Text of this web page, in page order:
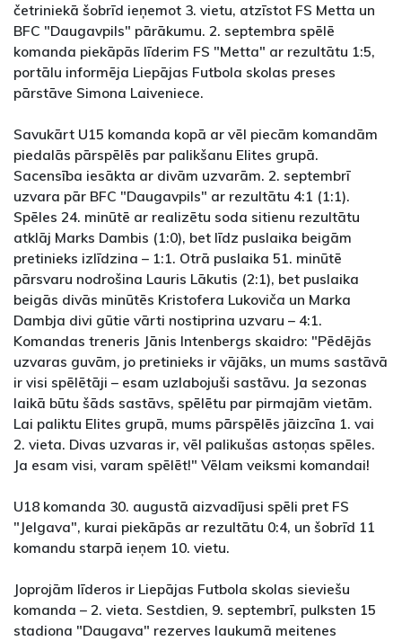
četriniekā šobrīd ieņemot 3. vietu, atzīstot FS Metta un
BFC "Daugavpils" pārākumu. 2. septembra spēlē
komanda piekāpās līderim FS "Metta" ar rezultātu 1:5,
portālu informēja Liepājas Futbola skolas preses
pārstāve Simona Laiveniece.
Savukārt U15 komanda kopā ar vēl piecām komandām
piedalās pārspēlēs par palikšanu Elites grupā.
Sacensība iesākta ar divām uzvarām. 2. septembrī
uzvara pār BFC "Daugavpils" ar rezultātu 4:1 (1:1).
Spēles 24. minūtē ar realizētu soda sitienu rezultātu
atklāj Marks Dambis (1:0), bet līdz puslaika beigām
pretinieks izlīdzina – 1:1. Otrā puslaika 51. minūtē
pārsvaru nodrošina Lauris Lākutis (2:1), bet puslaika
beigās divās minūtēs Kristofera Lukoviča un Marka
Dambja divi gūtie vārti nostiprina uzvaru – 4:1.
Komandas treneris Jānis Intenbergs skaidro: "Pēdējās
uzvaras guvām, jo pretinieks ir vājāks, un mums sastāvā
ir visi spēlētāji – esam uzlabojuši sastāvu. Ja sezonas
laikā būtu šāds sastāvs, spēlētu par pirmajām vietām.
Lai paliktu Elites grupā, mums pārspēlēs jāizcīna 1. vai
2. vieta. Divas uzvaras ir, vēl palikušas astoņas spēles.
Ja esam visi, varam spēlēt!" Vēlam veiksmi komandai!
U18 komanda 30. augustā aizvadījusi spēli pret FS
"Jelgava", kurai piekāpās ar rezultātu 0:4, un šobrīd 11
komandu starpā ieņem 10. vietu.
Joprojām līderos ir Liepājas Futbola skolas sieviešu
komanda – 2. vieta. Sestdien, 9. septembrī, pulksten 15
stadiona "Daugava" rezerves laukumā meitenes